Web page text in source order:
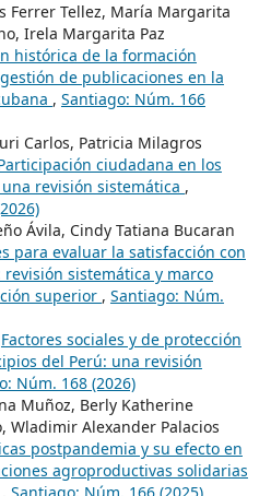
Ferrer Tellez, María Margarita
Irela Margarita Paz
histórica de la formación
de publicaciones en la
, Santiago: Núm. 166
Carlos, Patricia Milagros
ciudadana en los
revisión sistemática ,
Ávila, Cindy Tatiana Bucaran
para evaluar la satisfacción con
sistemática y marco
superior , Santiago: Núm.
Factores sociales y de protección
del Perú: una revisión
Núm. 168 (2026)
Muñoz, Berly Katherine
Wladimir Alexander Palacios
postpandemia y su efecto en
agroproductivas solidarias